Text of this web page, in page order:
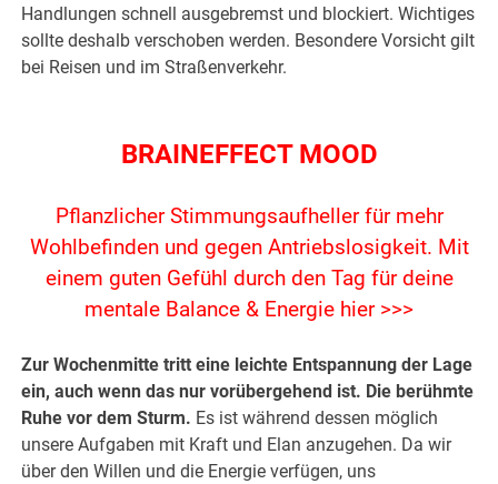
Handlungen schnell ausgebremst und blockiert. Wichtiges
sollte deshalb verschoben werden. Besondere Vorsicht gilt
bei Reisen und im Straßenverkehr.
BRAINEFFECT MOOD
Pflanzlicher Stimmungsaufheller für mehr
Wohlbefinden und gegen Antriebslosigkeit. Mit
einem guten Gefühl durch den Tag für deine
mentale Balance & Energie hier >>>
Zur Wochenmitte tritt eine leichte Entspannung der Lage
ein, auch wenn das nur vorübergehend ist. Die berühmte
Ruhe vor dem Sturm. Es ist während dessen möglich
unsere Aufgaben mit Kraft und Elan anzugehen. Da wir
über den Willen und die Energie verfügen, uns